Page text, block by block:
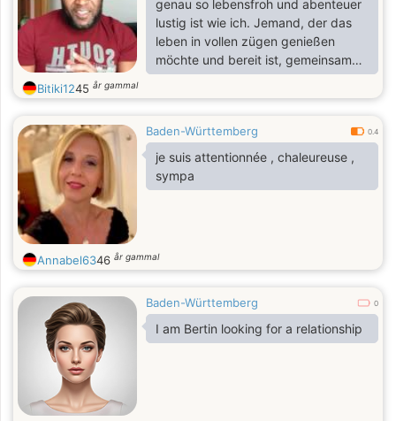
genau so lebensfroh und abenteuer
lustig ist wie ich. Jemand, der das
leben in vollen zügen genießen
möchte und bereit ist, gemeinsam
neue erinnerungen zu schaffen.
Humor und ein positives mindset
sollte man nicht zu ernst nehmen.
Bitiki1245 år gammal
Baden-Württemberg 0.4
je suis attentionnée , chaleureuse ,
sympa
Annabel6346 år gammal
Baden-Württemberg 0
I am Bertin looking for a relationship